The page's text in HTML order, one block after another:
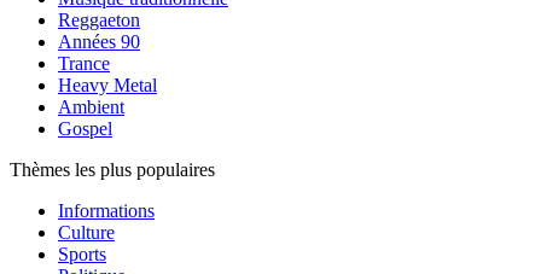
Reggaeton
Années 90
Trance
Heavy Metal
Ambient
Gospel
Thèmes les plus populaires
Informations
Culture
Sports